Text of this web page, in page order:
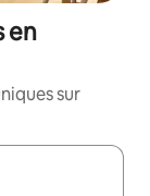
en
sur
vers le